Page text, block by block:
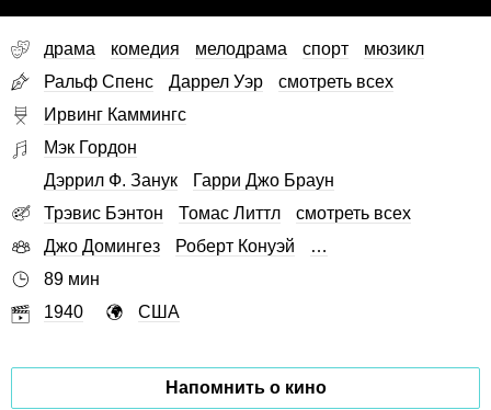
драма комедия мелодрама спорт
мюзикл
Ральф Спенс
Даррел Уэр
смотреть всех
Ирвинг Каммингс
Мэк Гордон
Дэррил Ф. Занук
Гарри Джо Браун
Трэвис Бэнтон
Томас Литтл
смотреть всех
Джо Домингез
Роберт Конуэй
…
89 мин
1940
США
Напомнить о кино